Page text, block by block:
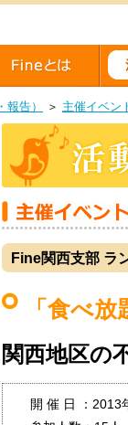
告） ＞ 主催イベン
Fine関西支部 ラ
「食べ
関西地区の
開 催 日 ：